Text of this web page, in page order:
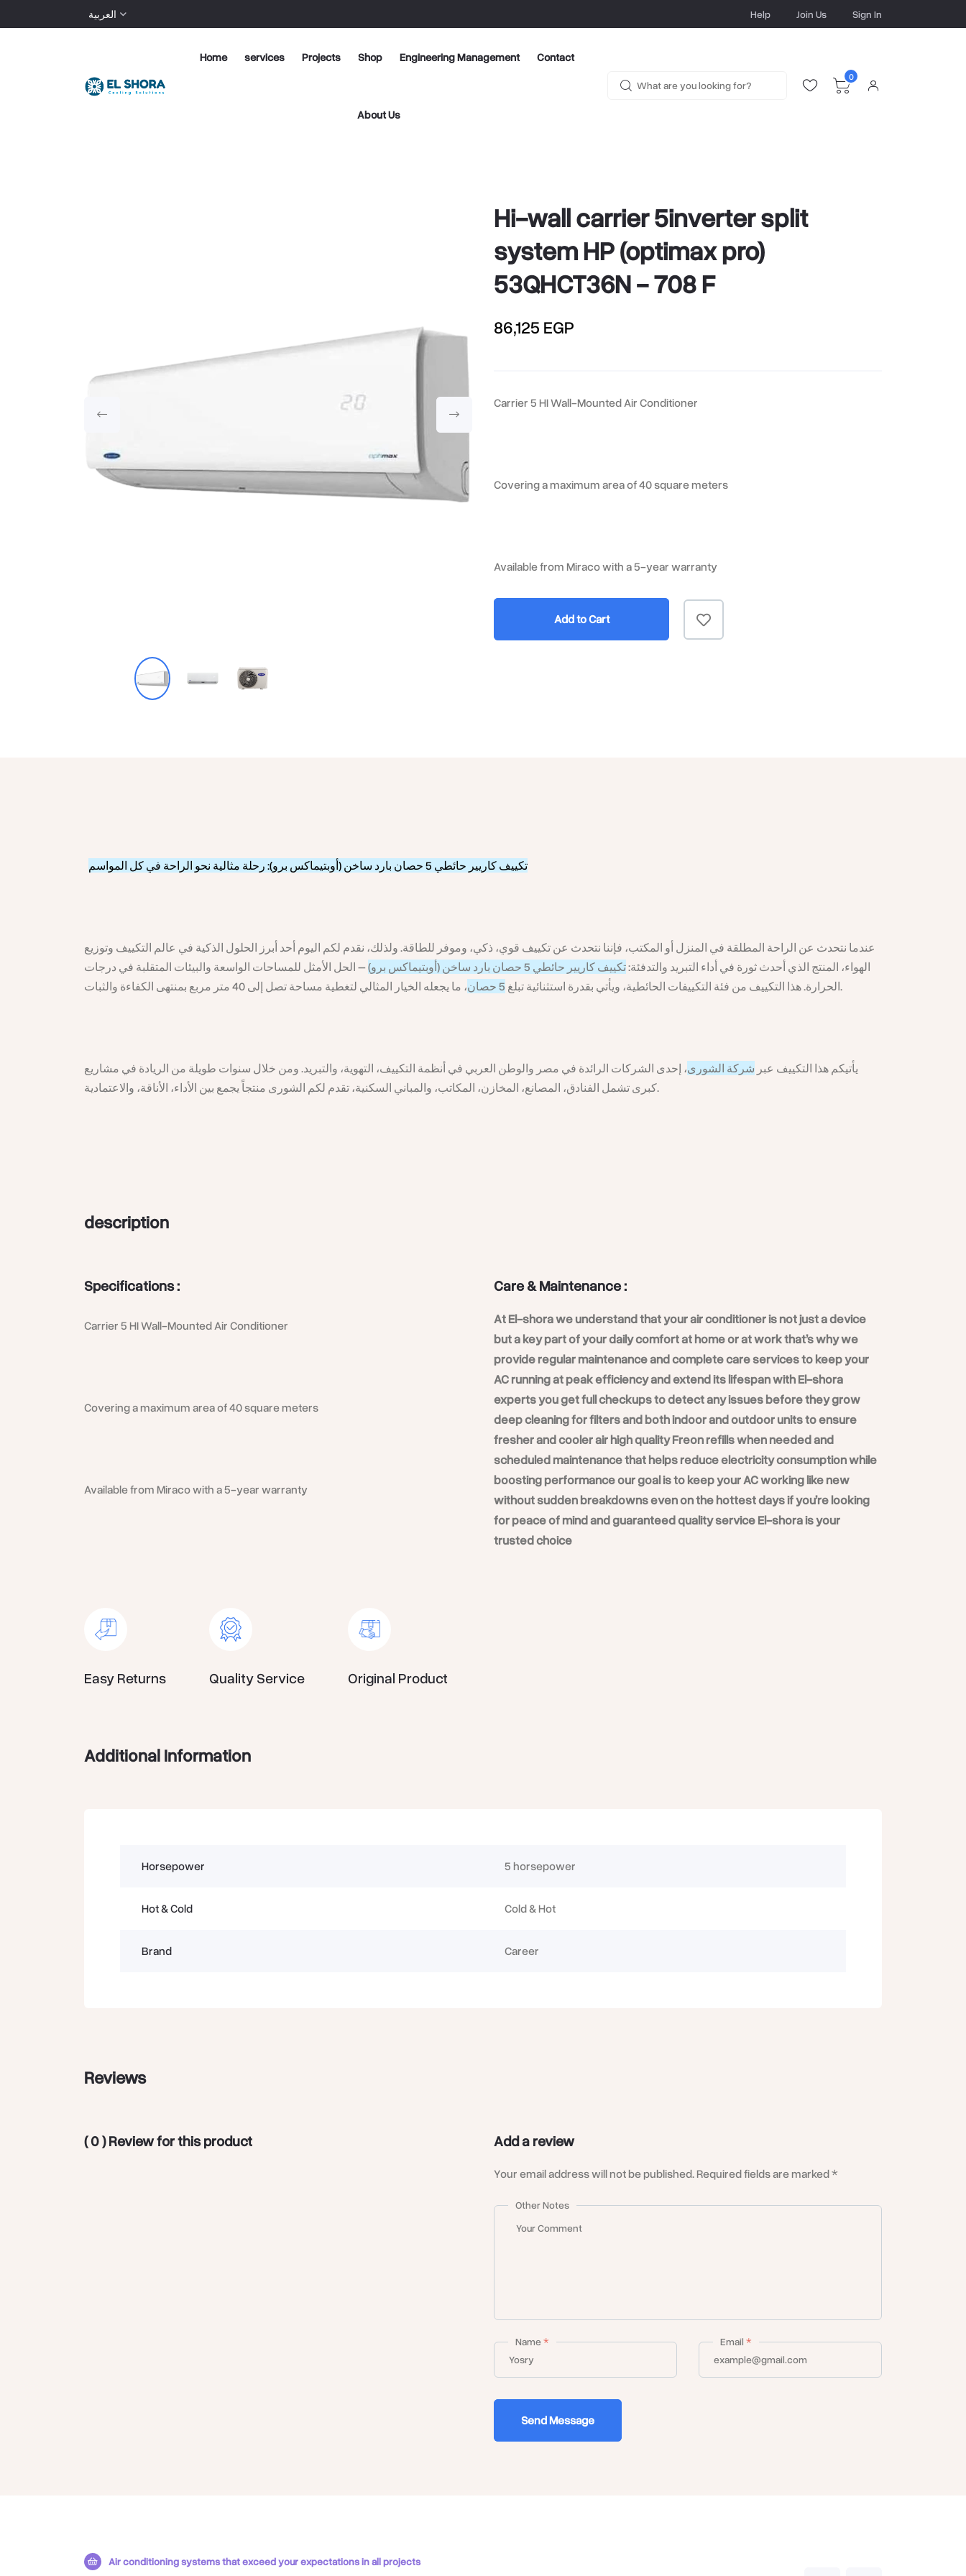
العربية Help Join Us Sign In
Home services Projects Shop Engineering Management Contact
About Us
0
Hi-wall carrier 5inverter split
system HP (optimax pro)
53QHCT36N - 708 F
86,125 EGP
Carrier 5 HI Wall-Mounted Air Conditioner
Covering a maximum area of 40 square meters
Available from Miraco with a 5-year warranty
Add to Cart
تكييف كاريير حائطي 5 حصان بارد ساخن (أوبتيماكس برو): رحلة مثالية نحو الراحة في كل المواسم
عندما نتحدث عن الراحة المطلقة في المنزل أو المكتب، فإننا نتحدث عن تكييف قوي، ذكي، وموفر للطاقة. ولذلك، نقدم لكم اليوم أحد أبرز الحلول الذكية في عالم التكييف وتوزيع
الهواء، المنتج الذي أحدث ثورة في أداء التبريد والتدفئة:تكييف كاريير حائطي 5 حصان بارد ساخن (أوبتيماكس برو)
– الحل الأمثل للمساحات الواسعة والبيئات المتقلبة في درجات
الحرارة. هذا التكييف من فئة التكييفات الحائطية، ويأتي بقدرة استثنائية تبلغ 5 حصان ، ما يجعله الخيار المثالي لتغطية مساحة تصل إلى 40 متر مربع بمنتهى الكفاءة والثبات.
يأتيكم هذا التكييف عبر شركة الشورى، إحدى الشركات الرائدة في مصر والوطن العربي في أنظمة التكييف، التهوية، والتبريد. ومن خلال سنوات طويلة من الريادة في مشاريع
كبرى تشمل الفنادق، المصانع، المخازن، المكاتب، والمباني السكنية، تقدم لكم الشورى منتجاً يجمع بين الأداء، الأناقة، والاعتمادية.
تكييف كاريير حائطي 5 حصان بارد ساخن (أوبتيماكس برو) ؟
في ظل انتشار أنواع كثيرة من التكييفات في السوق المصري، يظل تكييف كاريير أوبتيماكس برو متربعاً على عرش الأفضلية بفضل مجموعة كبيرة من الخصائص التي تجعله يتفوق
على غيره:
description
Specifications :
Carrier 5 HI Wall-Mounted Air Conditioner
Covering a maximum area of 40 square meters
Available from Miraco with a 5-year warranty
Care & Maintenance :
At El-shora we understand that your air conditioner is not just a device
but a key part of your daily comfort at home or at work that’s why we
provide regular maintenance and complete care services to keep your
AC running at peak efficiency and extend its lifespan with El-shora
experts you get full checkups to detect any issues before they grow
deep cleaning for filters and both indoor and outdoor units to ensure
fresher and cooler air high quality Freon refills when needed and
scheduled maintenance that helps reduce electricity consumption while
boosting performance our goal is to keep your AC working like new
without sudden breakdowns even on the hottest days if you’re looking
for peace of mind and guaranteed quality service El-shora is your
trusted choice
Easy Returns Quality Service Original Product
Additional Information
Horsepower 5 horsepower
Hot & Cold Cold & Hot
Brand Career
Reviews
( 0 ) Review for this product Add a review
Your email address will not be published. Required fields are marked *
Other Notes
Name* Email *
Send Message
Air conditioning systems that exceed your expectations in all projects